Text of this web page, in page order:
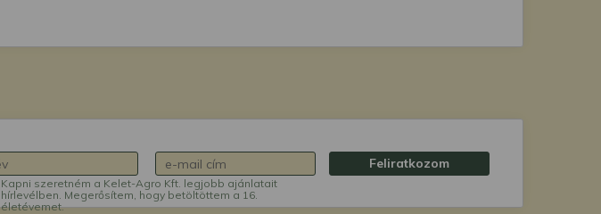
Kapni szeretném a Kelet-Agro Kft. legjobb ajánlatait
hírlevélben. Megerősítem, hogy betöltöttem a 16.
életévemet.
Feliratkozom